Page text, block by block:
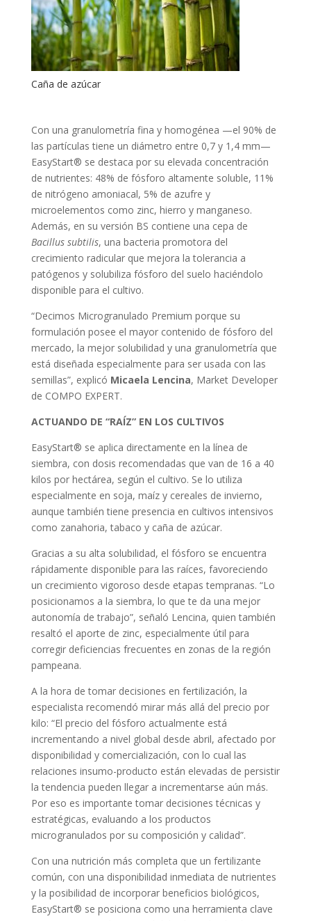
Caña de azúcar
Con una granulometría fina y homogénea —el 90% de
las partículas tiene un diámetro entre 0,7 y 1,4 mm—
EasyStart® se destaca por su elevada concentración
de nutrientes: 48% de fósforo altamente soluble, 11%
de nitrógeno amoniacal, 5% de azufre y
microelementos como zinc, hierro y manganeso.
Además, en su versión BS contiene una cepa de
Bacillus subtilis, una bacteria promotora del
crecimiento radicular que mejora la tolerancia a
patógenos y solubiliza fósforo del suelo haciéndolo
disponible para el cultivo.
“Decimos Microgranulado Premium porque su
formulación posee el mayor contenido de fósforo del
mercado, la mejor solubilidad y una granulometría que
está diseñada especialmente para ser usada con las
semillas”, explicó Micaela Lencina, Market Developer
de COMPO EXPERT.
ACTUANDO DE “RAÍZ” EN LOS CULTIVOS
EasyStart® se aplica directamente en la línea de
siembra, con dosis recomendadas que van de 16 a 40
kilos por hectárea, según el cultivo. Se lo utiliza
especialmente en soja, maíz y cereales de invierno,
aunque también tiene presencia en cultivos intensivos
como zanahoria, tabaco y caña de azúcar.
Gracias a su alta solubilidad, el fósforo se encuentra
rápidamente disponible para las raíces, favoreciendo
un crecimiento vigoroso desde etapas tempranas. “Lo
posicionamos a la siembra, lo que te da una mejor
autonomía de trabajo”, señaló Lencina, quien también
resaltó el aporte de zinc, especialmente útil para
corregir deficiencias frecuentes en zonas de la región
pampeana.
A la hora de tomar decisiones en fertilización, la
especialista recomendó mirar más allá del precio por
kilo: “El precio del fósforo actualmente está
incrementando a nivel global desde abril, afectado por
disponibilidad y comercialización, con lo cual las
relaciones insumo-producto están elevadas de persistir
la tendencia pueden llegar a incrementarse aún más.
Por eso es importante tomar decisiones técnicas y
estratégicas, evaluando a los productos
microgranulados por su composición y calidad”.
Con una nutrición más completa que un fertilizante
común, con una disponibilidad inmediata de nutrientes
y la posibilidad de incorporar beneficios biológicos,
EasyStart® se posiciona como una herramienta clave